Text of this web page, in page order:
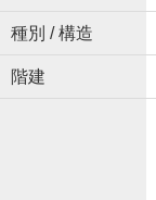
種別 / 構造
階建